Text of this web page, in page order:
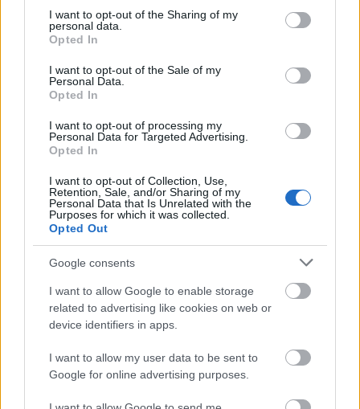
not limited to your visit or usage behaviour. You may click to
grant or deny consent to Google and its third-party tags to
use your data for below specified purposes in below Google
consent section.
I want to opt-out of the Sharing of my
personal data.
Opted In
I want to opt-out of the Sale of my
Personal Data.
Opted In
I want to opt-out of processing my
Personal Data for Targeted Advertising.
Opted In
I want to opt-out of Collection, Use,
Retention, Sale, and/or Sharing of my
Personal Data that Is Unrelated with the
Purposes for which it was collected.
Opted Out
Google consents
I want to allow Google to enable storage
related to advertising like cookies on web or
device identifiers in apps.
I want to allow my user data to be sent to
Google for online advertising purposes.
Ακολουθήστε τοjenny.gr
google
news
τα καλύτερα προϊόντα ομορφιάς, την
τέλεια εφαρμογή τους και τα πιο hot
beauty news.
ΔΙΑΒΑΖΟΝΤΑΙ ΤΩΡΑ
Οι μαμάκηδες του ζωδιακού: Αυτά τα ζώδια είναι
συνήθως κολλημένα στη μαμά τους
Τα 6 σημεία του σπιτιού που δεν χρειάζεται να
καθαρίζεις κάθε εβδομάδα